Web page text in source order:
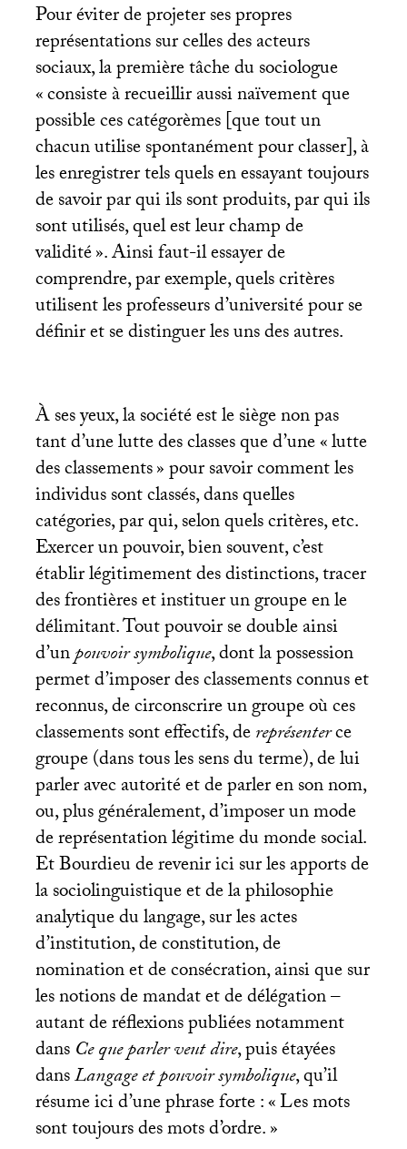
Pour éviter de projeter ses propres
représentations sur celles des acteurs
sociaux, la première tâche du sociologue
«consiste à recueillir aussi naïvement que
possible ces catégorèmes [que tout un
chacun utilise spontanément pour classer], à
les enregistrer tels quels en essayant toujours
de savoir par qui ils sont produits, par qui ils
sont utilisés, quel est leur champ de
validité». Ainsi faut-il essayer de
comprendre, par exemple, quels critères
utilisent les professeurs d’université pour se
définir et se distinguer les uns des autres.
À ses yeux, la société est le siège non pas
tant d’une lutte des classes que d’une «lutte
des classements» pour savoir comment les
individus sont classés, dans quelles
catégories, par qui, selon quels critères, etc.
Exercer un pouvoir, bien souvent, c’est
établir légitimement des distinctions, tracer
des frontières et instituer un groupe en le
délimitant. Tout pouvoir se double ainsi
d’unpouvoir symbolique, dont la possession
permet d’imposer des classements connus et
reconnus, de circonscrire un groupe où ces
classements sont effectifs, dereprésenterce
groupe (dans tous les sens du terme), de lui
parler avec autorité et de parler en son nom,
ou, plus généralement, d’imposer un mode
de représentation légitime du monde social.
Et Bourdieu de revenir ici sur les apports de
la sociolinguistique et de la philosophie
analytique du langage, sur les actes
d’institution, de constitution, de
nomination et de consécration, ainsi que sur
les notions de mandat et de délégation –
autant de réflexions publiées notamment
dansCe que parler veut dire, puis étayées
dansLangage et pouvoir symbolique, qu’il
résume ici d’une phrase forte : «Les mots
sont toujours des mots d’ordre.»